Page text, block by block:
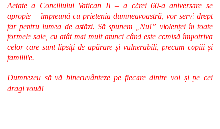
Aetate a Conciliului Vatican II – a cărei 60-a aniversare se
apropie – împreună cu prietenia dumneavoastră, vor servi drept
far pentru lumea de astăzi. Să spunem „Nu!” violenței în toate
formele sale, cu atât mai mult atunci când este comisă împotriva
celor care sunt lipsiți de apărare și vulnerabili, precum copiii și
familiile.
Dumnezeu să vă binecuvânteze pe fiecare dintre voi și pe cei
dragi vouă!